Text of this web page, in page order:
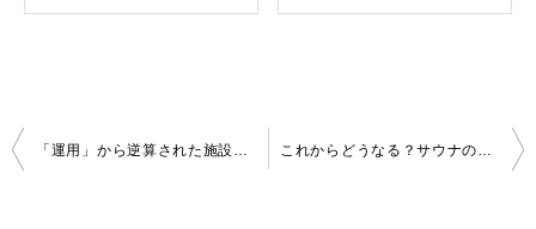
投
稿
「運用」から逆算された施設づくり これからどうなる？サウナの新規開業(2)